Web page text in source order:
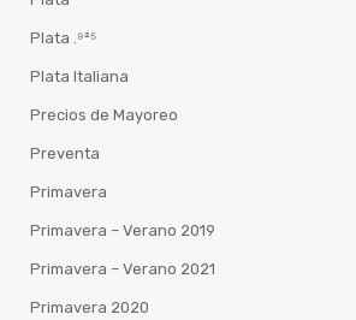
Plata .⁹²⁵
Plata Italiana
Precios de Mayoreo
Preventa
Primavera
Primavera – Verano 2019
Primavera – Verano 2021
Primavera 2020